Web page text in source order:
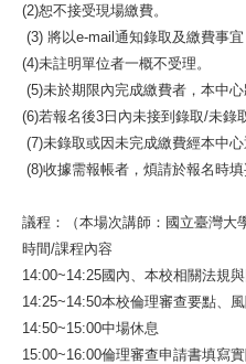
(2)恕不接受現場繳費。
(3) 將以e-mail通知錄取及繳費事宜
(4)未註明單位者一概不受理。
(5)未於期限內完成繳費者，本中
(6)若報名後3日內未接到錄取/未錄
(7)未錄取或因未完成繳費經本中
(8)收據需報帳者，煩請於報名時
議程：（本場次講師：國立臺灣大
時間/課程內容
14:00~14:25國內、本校相關法規
14:25~14:50本校倫理審查要點、
14:50~15:00中場休息
15:00~16:00倫理審查申請書填寫